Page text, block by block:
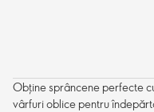
Obține sprâncene perfecte
vârfuri oblice pentru